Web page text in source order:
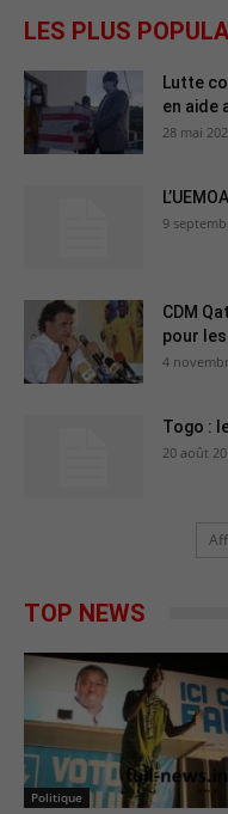
LES PLUS
Lutte
en aide
28 mai
9
CDM
pour
4
Togo :
20 août
TOP NEWS
Politique